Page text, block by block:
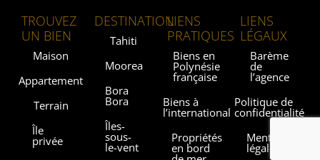
TROUVEZ
UN BIEN
Maison
Appartement
Terrain
Île
privée
DESTINATION
Tahiti
Moorea
Bora
Bora
Îles-
sous-
le-vent
LIENS
PRATIQUES
Biens en
Polynésie
française
Biens à
l’international
Propriétés
en bord
LIENS
LÉGAUX
Barème
de
l’agence
Politique de
confidentialité
Mentions
légales